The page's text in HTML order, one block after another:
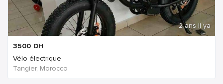
2 ans Il ya
3500 DH
Vélo électrique
Tangier, Morocco